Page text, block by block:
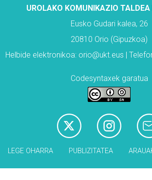
UROLAKO KOMUNIKAZIO TALDEA
Eusko Gudari kalea, 26
20810 Orio (Gipuzkoa)
Helbide elektronikoa: orio@ukt.eus |
Codesyntaxek garatua
LEGE OHARRA PUBLIZITATEA